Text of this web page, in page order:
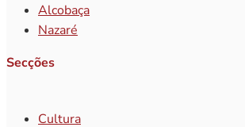
Alcobaça
Nazaré
Secções
Cultura